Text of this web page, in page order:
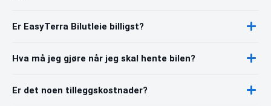
Er EasyTerra Bilutleie billigst?
Hva må jeg gjøre når jeg skal hente bilen?
Er det noen tilleggskostnader?